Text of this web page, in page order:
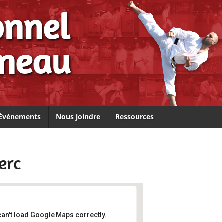
Nous joindre Ressources
load Google Maps correctly.